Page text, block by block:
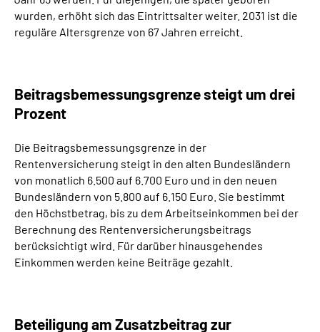
wurden, erhöht sich das Eintrittsalter weiter. 2031 ist die
reguläre Altersgrenze von 67 Jahren erreicht.
Beitragsbemessungsgrenze steigt um drei
Prozent
Die Beitragsbemessungsgrenze in der
Rentenversicherung steigt in den alten Bundesländern
von monatlich 6.500 auf 6.700 Euro und in den neuen
Bundesländern von 5.800 auf 6.150 Euro. Sie bestimmt
den Höchstbetrag, bis zu dem Arbeitseinkommen bei der
Berechnung des Rentenversicherungsbeitrags
berücksichtigt wird. Für darüber hinausgehendes
Einkommen werden keine Beiträge gezahlt.
Beteiligung am Zusatzbeitrag zur